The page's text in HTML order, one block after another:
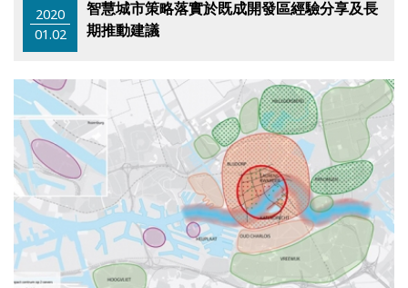
2020
01.02
智慧城市策略落實於既成開發區經驗分享及長
期推動建議